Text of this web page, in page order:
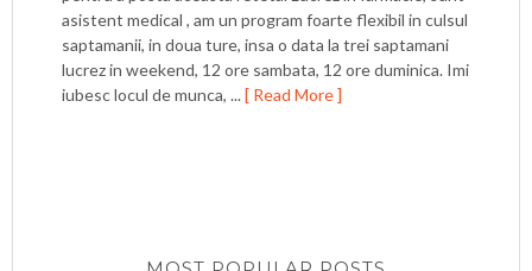
asistent medical , am un program foarte flexibil in culsul
saptamanii, in doua ture, insa o data la trei saptamani
lucrez in weekend, 12 ore sambata, 12 ore duminica. Imi
iubesc locul de munca, ...[ Read More ]